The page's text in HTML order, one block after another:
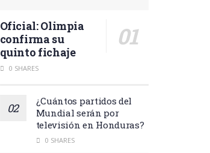
Oficial: Olimpia
confirma su
quinto fichaje
0 SHARES
¿Cuántos partidos del
Mundial serán por
televisión en Honduras?
0 SHARES